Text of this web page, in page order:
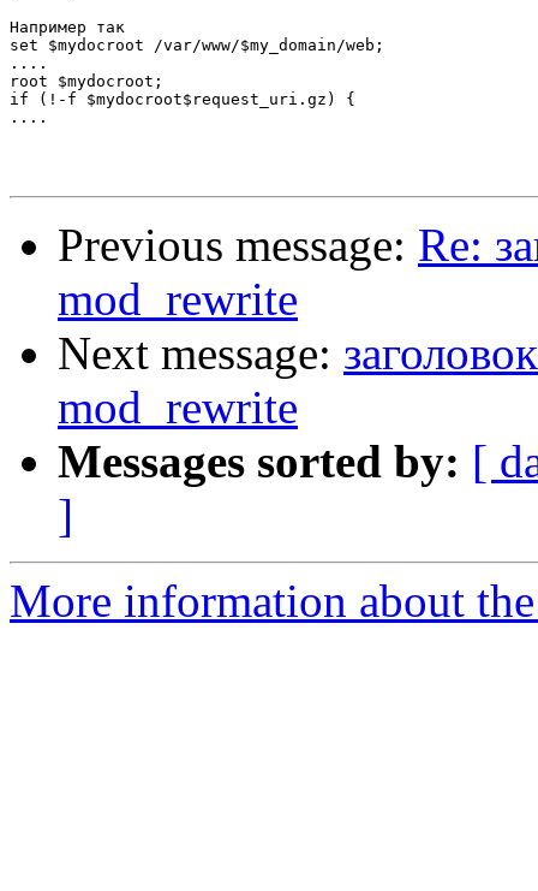
Например так
set $mydocroot /var/www/$my_domain/web;
....
root $mydocroot;
if (!-f $mydocroot$request_uri.gz) {
....
Previous message: Re:
mod_rewrite
Next message:
mod_rewrite
Messages sorted by: [
]
More information about